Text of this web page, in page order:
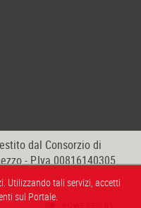
dal Consorzio di
- P.Iva 00816140305
Utilizzando tali servizi, accetti
sul Portale.